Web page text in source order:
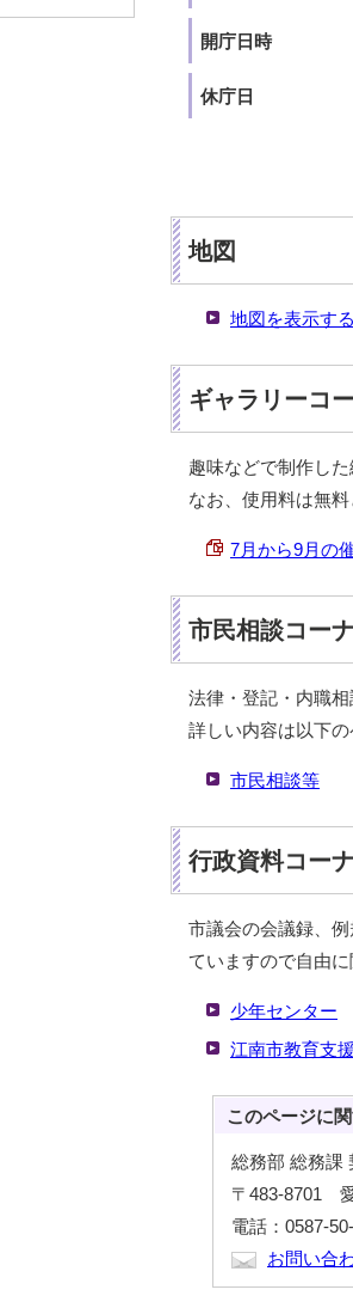
開庁日時
休庁日
地図
地図を表示する
ギャラリーコ
趣味などで制作し
なお、使用料は無料
7月から9月の
市民相談コー
法律・登記・内職
詳しい内容は以下の
市民相談等
行政資料コー
市議会の会議録、
ていますので自由に
少年センター
江南市教育支
このページに
総務部 総務課
〒483-8701
電話：0587-
お問い合